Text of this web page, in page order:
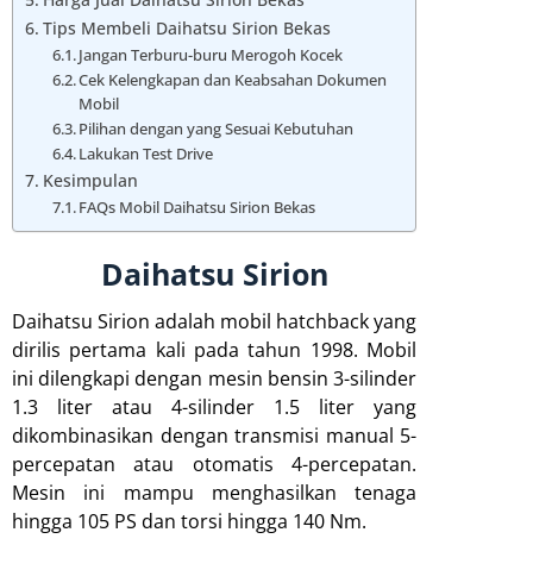
Tips Membeli Daihatsu Sirion Bekas
Jangan Terburu-buru Merogoh Kocek
Cek Kelengkapan dan Keabsahan Dokumen
Mobil
Pilihan dengan yang Sesuai Kebutuhan
Lakukan Test Drive
Kesimpulan
FAQs Mobil Daihatsu Sirion Bekas
Daihatsu Sirion
Daihatsu Sirion adalah mobil hatchback yang
dirilis pertama kali pada tahun 1998. Mobil
ini dilengkapi dengan mesin bensin 3-silinder
1.3 liter atau 4-silinder 1.5 liter yang
dikombinasikan dengan transmisi manual 5-
percepatan atau otomatis 4-percepatan.
Mesin ini mampu menghasilkan tenaga
hingga 105 PS dan torsi hingga 140 Nm.